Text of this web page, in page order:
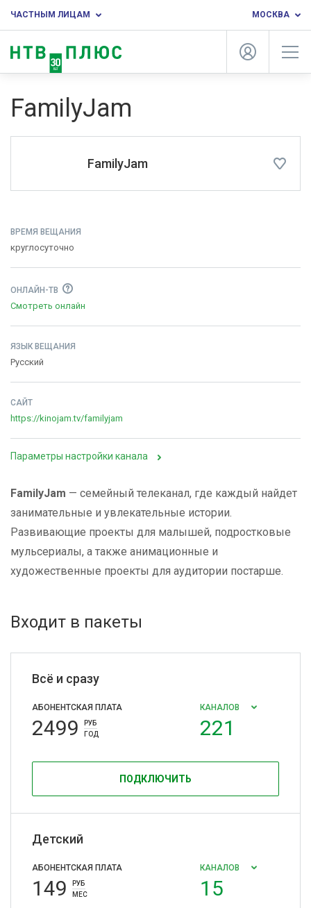
ЧАСТНЫМ ЛИЦАМ МОСКВА
FamilyJam
FamilyJam
ВРЕМЯ ВЕЩАНИЯ
круглосуточно
ОНЛАЙН-ТВ
Смотреть онлайн
ЯЗЫК ВЕЩАНИЯ
Русский
САЙТ
https://kinojam.tv/familyjam
Параметры настройки канала
FamilyJam — семейный телеканал, где каждый найдет
занимательные и увлекательные истории.
Развивающие проекты для малышей, подростковые
мульсериалы, а также анимационные и
художественные проекты для аудитории постарше.
Входит в пакеты
Всё и сразу
АБОНЕНТСКАЯ ПЛАТА
2499
РУБ
ГОД
КАНАЛОВ
221
ПОДКЛЮЧИТЬ
Детский
АБОНЕНТСКАЯ ПЛАТА
149
РУБ
МЕС
КАНАЛОВ
15